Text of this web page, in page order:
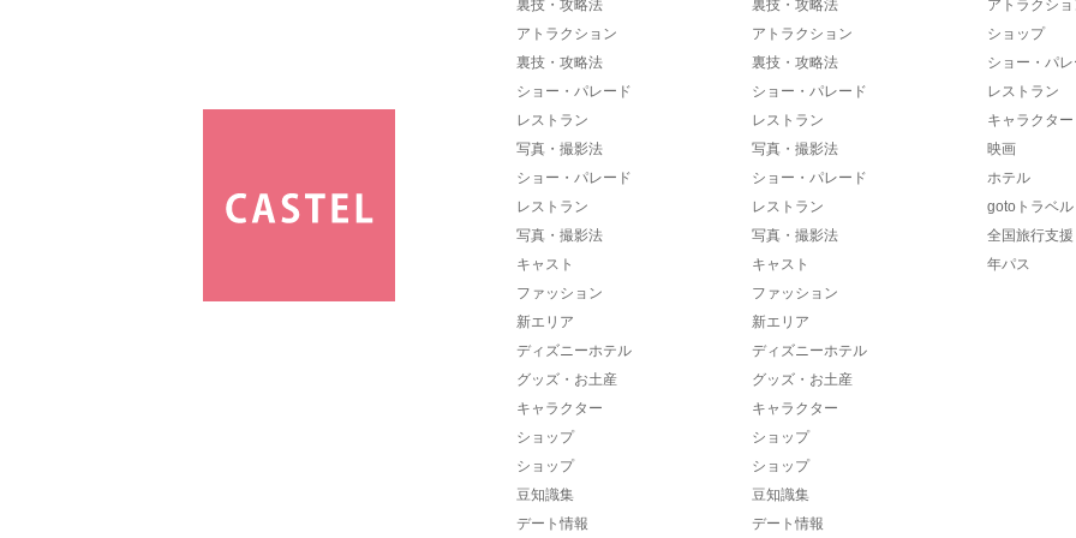
裏技・攻略法
アトラクション
裏技・攻略法
ショー・パレード
レストラン
写真・撮影法
ショー・パレード
レストラン
写真・撮影法
キャスト
ファッション
新エリア
ディズニーホテル
グッズ・お土産
キャラクター
ショップ
ショップ
豆知識集
デート情報
裏技・攻略法
アトラクション
裏技・攻略法
ショー・パレード
レストラン
写真・撮影法
ショー・パレード
レストラン
写真・撮影法
キャスト
ファッション
新エリア
ディズニーホテル
グッズ・お土産
キャラクター
ショップ
ショップ
豆知識集
デート情報
アトラクシ
ショップ
ショー・パ
レストラン
キャラクター
映画
ホテル
gotoトラベル
全国旅行支援
年パス